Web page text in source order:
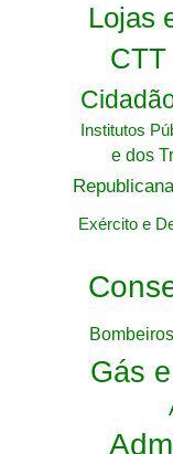
Lojas
CTT
Institutos
e dos
Exército e
Bombeiros
Gás